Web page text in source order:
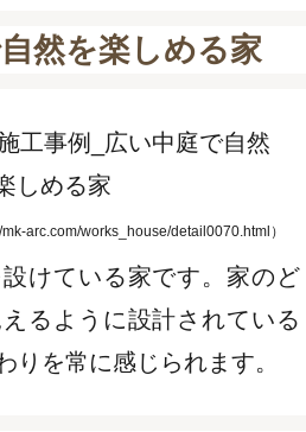
然を楽しめる家
arc.com/works_house/detail0070.html）
けている家です。家のど
るように設計されている
りを常に感じられます。